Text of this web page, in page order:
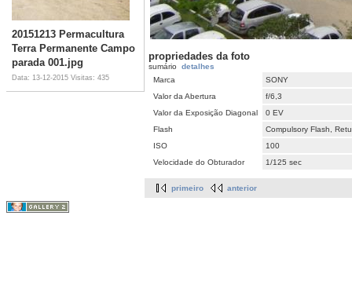
20151213 Permacultura
Terra Permanente Campo
parada 001.jpg
Data: 13-12-2015 Visitas: 435
propriedades da foto
sumário detalhes
Marca
SONY
Valor da Abertura
f/6,3
Valor da Exposição Diagonal
0 EV
Flash
Compulsory Flash,
ISO
100
Velocidade do Obturador
1/125 sec
primeiro anterior